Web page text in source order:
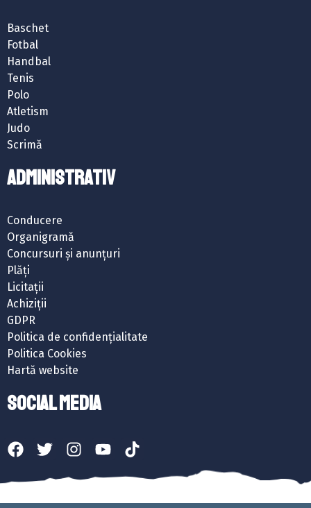
Baschet
Fotbal
Handbal
Tenis
Polo
Atletism
Judo
Scrimă
ADMINISTRATIV
Conducere
Organigramă
Concursuri și anunțuri
Plăți
Licitații
Achiziții
GDPR
Politica de confidențialitate
Politica Cookies
Hartă website
SOCIAL MEDIA